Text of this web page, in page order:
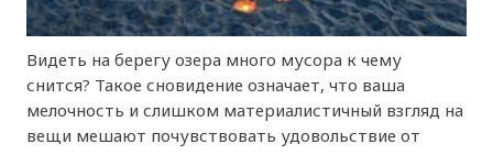
Видеть на берегу озера много мусора к чему
снится? Такое сновидение означает, что ваша
мелочность и слишком материалистичный взгляд на
вещи мешают почувствовать удовольствие от